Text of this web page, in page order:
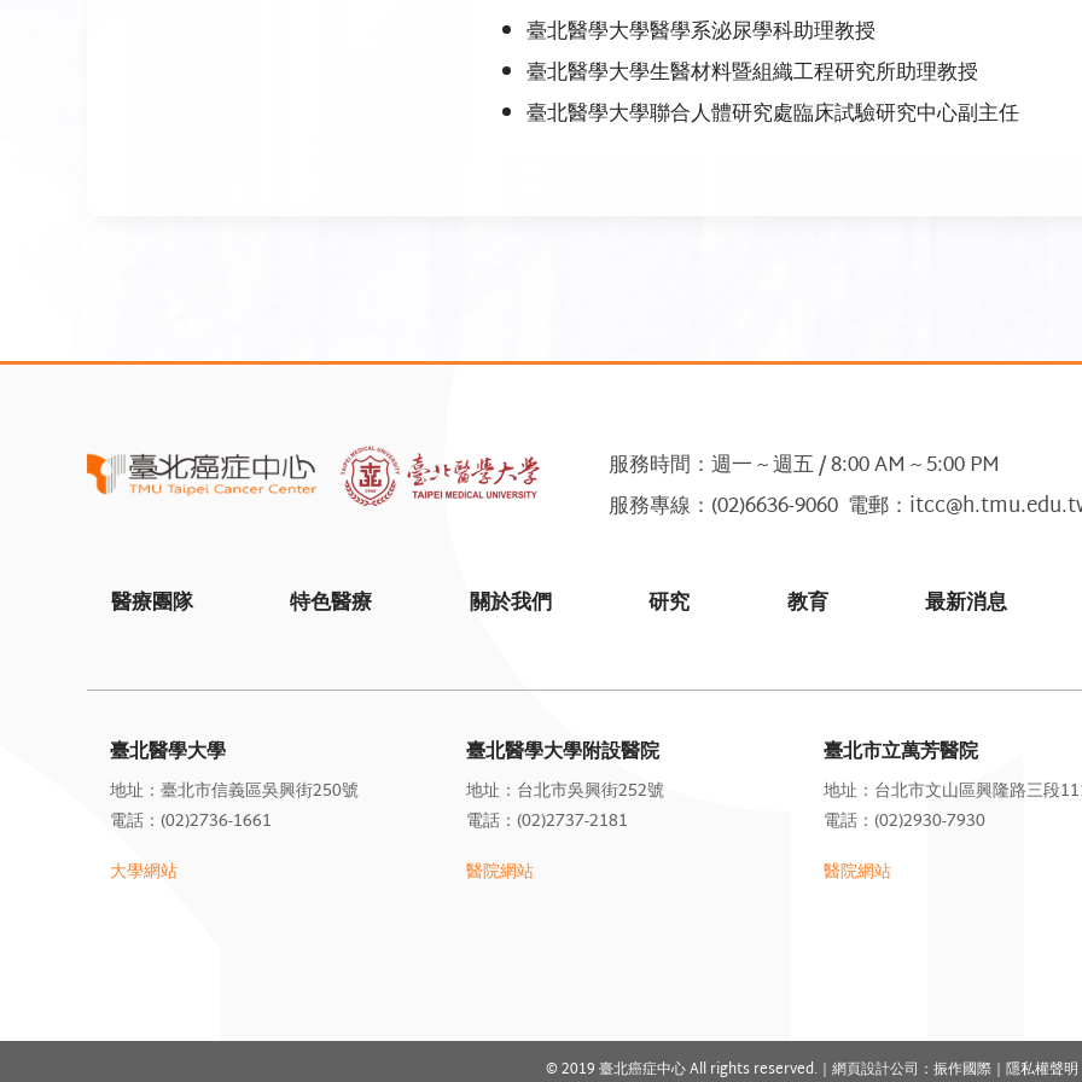
臺北醫學大學醫學系泌尿學科助理教授
臺北醫學大學生醫材料暨組織工程研究所助理教授
臺北醫學大學聯合人體研究處臨床試驗研究中心副主任
服務時間：週一 ~ 週五 / 8:00 AM ~ 5:00 PM
服務專線：(02)6636-9060 電郵：
醫療團隊 特色醫療 關於我們 研究 教育 最新消息
臺北醫學大學
地址：臺北市信義區吳興街250號
電話：(02)2736-1661
大學網站
臺北醫學大學附設醫院
地址：台北市吳興街252號
電話：(02)2737-2181
醫院網站
臺北市立萬芳醫院
地址：台北市文山區興隆路三段
電話：(02)2930-7930
醫院網站
© 2019 臺北癌症中心 All rights reserved.｜ 網頁設計公司 ：振作國際｜隱私權聲明